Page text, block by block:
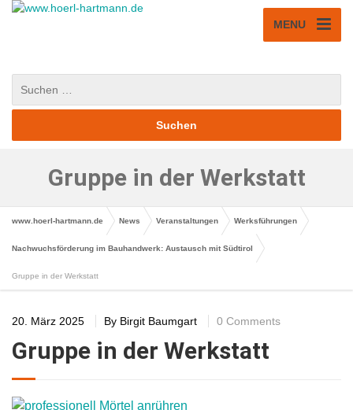
MENU
Gruppe in der Werkstatt
www.hoerl-hartmann.de News Veranstaltungen Werksführungen
Nachwuchsförderung im Bauhandwerk: Austausch mit Südtirol
Gruppe in der Werkstatt
20. März 2025 By Birgit Baumgart 0 Comments
Gruppe in der Werkstatt